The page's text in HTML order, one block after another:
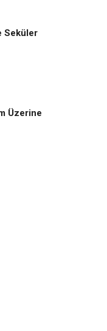
Seküler
Üzerine